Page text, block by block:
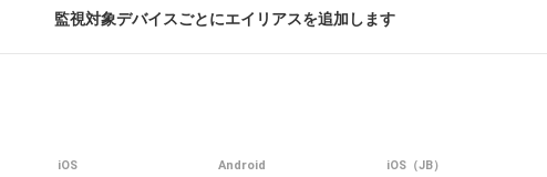
監視対象デバイスごとにエイリアスを追加します
iOS
Android
iOS（JB）